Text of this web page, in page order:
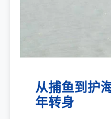
从捕鱼到护
年转身